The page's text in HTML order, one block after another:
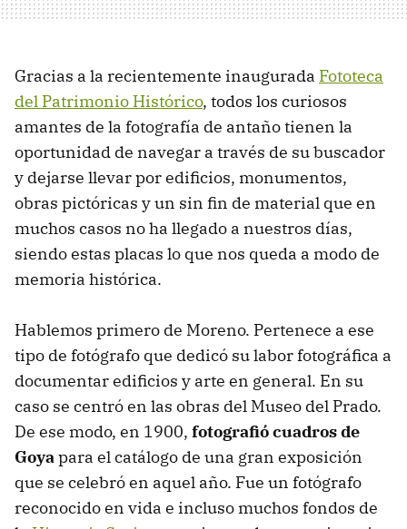
Gracias a la recientemente inaugurada Fototeca
del Patrimonio Histórico, todos los curiosos
amantes de la fotografía de antaño tienen la
oportunidad de navegar a través de su buscador
y dejarse llevar por edificios, monumentos,
obras pictóricas y un sin fin de material que en
muchos casos no ha llegado a nuestros días,
siendo estas placas lo que nos queda a modo de
memoria histórica.
Hablemos primero de Moreno. Pertenece a ese
tipo de fotógrafo que dedicó su labor fotográfica a
documentar edificios y arte en general. En su
caso se centró en las obras del Museo del Prado.
De ese modo, en 1900, fotografió cuadros de
Goyapara el catálogo de una gran exposición
que se celebró en aquel año. Fue un fotógrafo
reconocido en vida e incluso muchos fondos de